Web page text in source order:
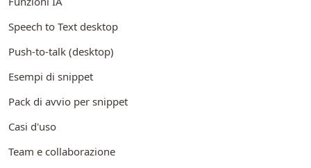
Speech to Text desktop
Push-to-talk (desktop)
Esempi di snippet
Pack di avvio per snippet
Casi d'uso
Team e collaborazione